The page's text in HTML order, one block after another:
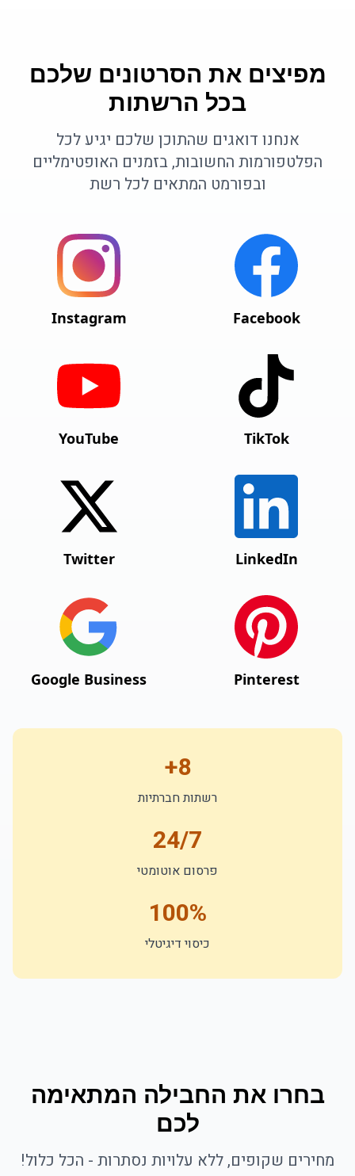
מפיצים את הסרטונים שלכם
בכל הרשתות
אנחנו דואגים שהתוכן שלכם יגיע לכל
הפלטפורמות החשובות, בזמנים האופטימליים
ובפורמט המתאים לכל רשת
Facebook
Instagram
TikTok
YouTube
LinkedIn
Twitter
Pinterest
Google Business
8+
רשתות חברתיות
24/7
פרסום אוטומטי
100%
כיסוי דיגיטלי
בחרו את החבילה המתאימה
לכם
מחירים שקופים, ללא עלויות נסתרות - הכל כלול!